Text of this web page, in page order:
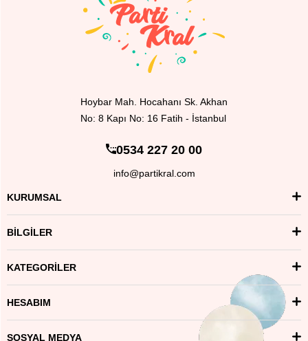
Hoybar Mah. Hocahanı Sk. Akhan
No: 8 Kapı No: 16 Fatih - İstanbul
0534 227 20 00
info@partikral.com
KURUMSAL
BİLGİLER
KATEGORİLER
HESABIM
SOSYAL MEDYA